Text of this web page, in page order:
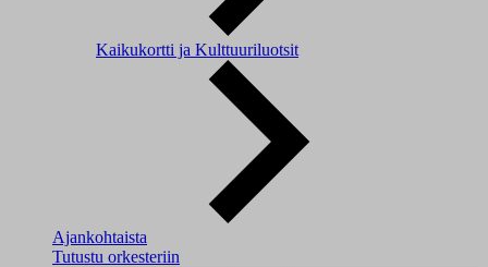
Kaikukortti ja Kulttuuriluotsit
Ajankohtaista
Tutustu orkesteriin